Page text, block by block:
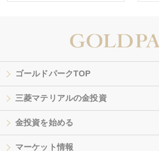
ゴールドパークTOP
三菱マテリアルの金投資
金投資を始める
マーケット情報